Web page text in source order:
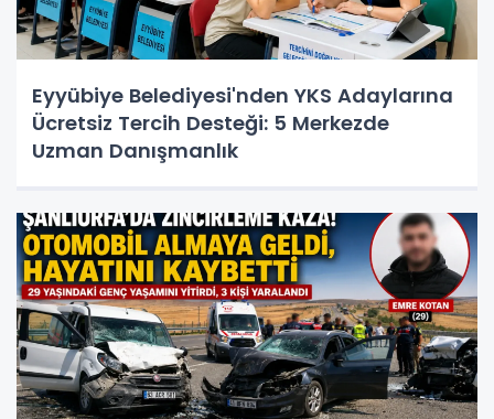
Eyyübiye Belediyesi'nden YKS Adaylarına
Ücretsiz Tercih Desteği: 5 Merkezde
Uzman Danışmanlık